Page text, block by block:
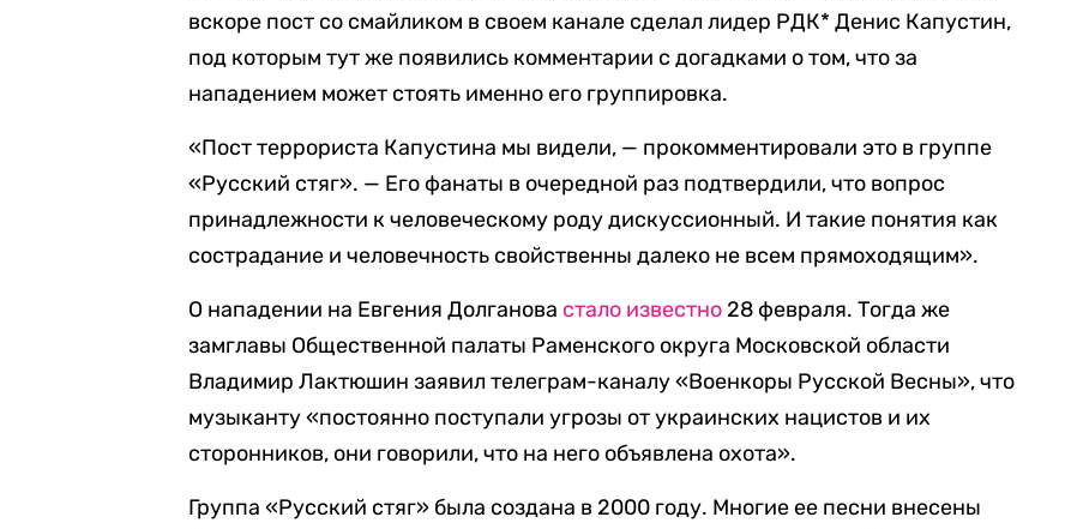
вскоре пост со смайликом в своем канале сделал лидер РДК* Денис Капустин,
под которым тут же появились комментарии с догадками о том, что за
нападением может стоять именно его группировка.
«Пост террориста Капустина мы видели, — прокомментировали это в группе
«Русский стяг». — Его фанаты в очередной раз подтвердили, что вопрос
принадлежности к человеческому роду дискуссионный. И такие понятия как
сострадание и человечность свойственны далеко не всем прямоходящим».
О нападении на Евгения Долганова стало известно28 февраля. Тогда же
замглавы Общественной палаты Раменского округа Московской области
Владимир Лактюшин заявил телеграм-каналу «Военкоры Русской Весны», что
музыканту «постоянно поступали угрозы от украинских нацистов и их
сторонников, они говорили, что на него объявлена охота».
Группа «Русский стяг» была создана в 2000 году. Многие ее песни внесены